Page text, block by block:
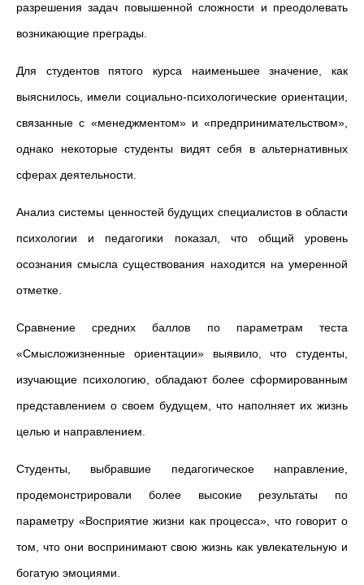
разрешения задач повышенной сложности и преодолевать
возникающие преграды.
Для студентов пятого курса наименьшее значение, как
выяснилось, имели социально-психологические ориентации,
связанные с «менеджментом» и «предпринимательством»,
однако некоторые студенты видят себя в альтернативных
сферах деятельности.
Анализ системы ценностей будущих специалистов в области
психологии и педагогики показал, что общий уровень
осознания смысла существования находится на умеренной
отметке.
Сравнение средних баллов по параметрам теста
«Смысложизненные ориентации» выявило, что студенты,
изучающие психологию, обладают более сформированным
представлением о своем будущем, что наполняет их жизнь
целью и направлением.
Студенты, выбравшие педагогическое направление,
продемонстрировали более высокие результаты по
параметру «Восприятие жизни как процесса», что говорит о
том, что они воспринимают свою жизнь как увлекательную и
богатую эмоциями.